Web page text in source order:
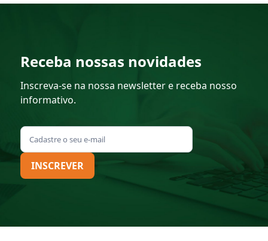
Receba nossas novidades
Inscreva-se na nossa newsletter e receba nosso
informativo.
INSCREVER